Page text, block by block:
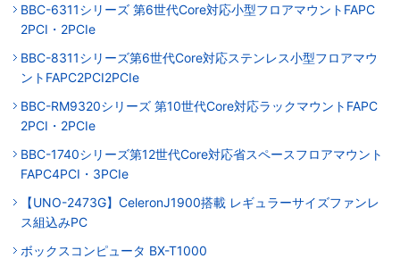
BBC-6311シリーズ 第6世代Core対応小型フロアマウントFAPC
2PCI・2PCIe
BBC-8311シリーズ第6世代Core対応ステンレス小型フロアマウ
ントFAPC2PCI2PCIe
BBC-RM9320シリーズ 第10世代Core対応ラックマウントFAPC
2PCI・2PCIe
BBC-1740シリーズ第12世代Core対応省スペースフロアマウント
FAPC4PCI・3PCIe
【UNO-2473G】CeleronJ1900搭載 レギュラーサイズファンレ
ス組込みPC
ボックスコンピュータ BX-T1000